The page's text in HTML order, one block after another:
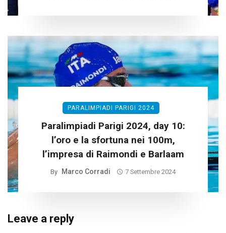
PARALIMPIADI PARIGI 2024
Paralimpiadi Parigi 2024, day 10:
l’oro e la sfortuna nei 100m,
l’impresa di Raimondi e Barlaam
By Marco Corradi 7 Settembre 2024
Leave a reply